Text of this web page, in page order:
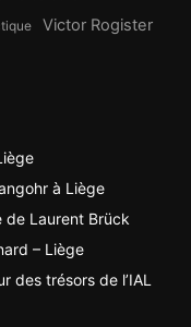
Victor Rogister
à Liège
de Laurent Brück
– Liège
des trésors de l’IAL